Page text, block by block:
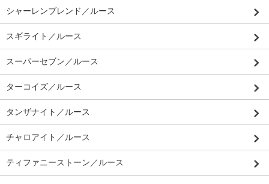
シャーレンブレンド／ルース
スギライト／ルース
スーパーセブン／ルース
ターコイズ／ルース
タンザナイト／ルース
チャロアイト／ルース
ティファニーストーン／ルース